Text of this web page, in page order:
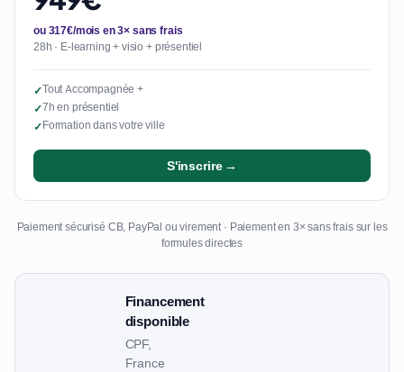
ou 317€/mois en 3× sans frais
28h · E-learning + visio + présentiel
✓Tout Accompagnée +
✓7h en présentiel
✓Formation dans votre ville
S'inscrire →
Paiement sécurisé CB, PayPal ou virement · Paiement en 3× sans frais sur les
formules directes
Financement
disponible
CPF,
France